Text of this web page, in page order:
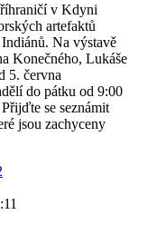
v Kdyni
artefaktů
Na výstavě
Konečného, Lukáše
5. června
do pátku od 9:00
se seznámit
jsou zachyceny